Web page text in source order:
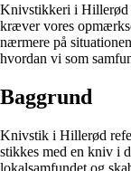
Knivstikkeri i Hillerød
kræver vores
nærmere på
hvordan vi som
Baggrund
Knivstik i Hillerød
stikkes med en kniv i
lokalsamfundet og